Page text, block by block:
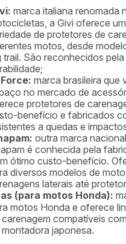
marca italiana renomada
a Givi oferece
de protetores de
motos, desde
trail. São reconhecidos
marca brasileira que
no mercado de
protetores de
benefício e fabricados
a quedas e
outra marca
é conhecida pela
ótimo custo-benefício.
diversos modelos de
laterais até
(para motos Honda):
motos Honda e oferece
carenagem compatíveis
japonesa.